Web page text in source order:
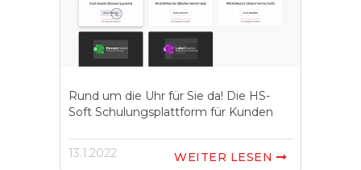
Rund um die Uhr für Sie da! Die HS-
Soft Schulungsplattform für Kunden
13.1.2022 WEITER LESEN 